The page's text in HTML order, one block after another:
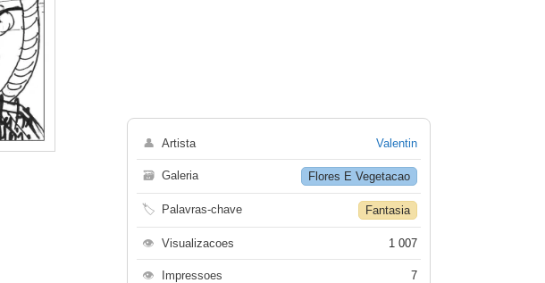
👤 Artista Valentin
🗃 Galeria Flores E Vegetacao
🏷 Palavras-chave Fantasia
👁 Visualizacoes 1 007
👁 Impressoes 7